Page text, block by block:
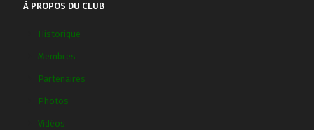
À PROPOS DU CLUB
Historique
Membres
Partenaires
Photos
Vidéos